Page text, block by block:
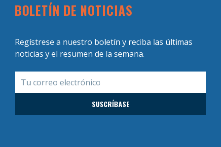
BOLETÍN DE NOTICIAS
Regístrese a nuestro boletín y reciba las últimas
noticias y el resumen de la semana.